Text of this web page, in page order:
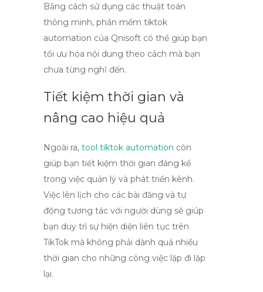
Bằng cách sử dụng các thuật toán
thông minh, phần mềm tiktok
automation của Qnisoft có thể giúp bạn
tối ưu hóa nội dung theo cách mà bạn
chưa từng nghĩ đến.
Tiết kiệm thời gian và
nâng cao hiệu quả
Ngoài ra, tool tiktok automation còn
giúp bạn tiết kiệm thời gian đáng kể
trong việc quản lý và phát triển kênh.
Việc lên lịch cho các bài đăng và tự
động tương tác với người dùng sẽ giúp
bạn duy trì sự hiện diện liên tục trên
TikTok mà không phải dành quá nhiều
thời gian cho những công việc lặp đi lặp
lại.